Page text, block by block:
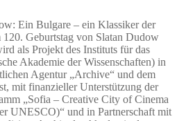
Ein Bulgare – ein Klassiker der
120. Geburtstag von Slatan Dudow
als Projekt des Instituts für das
Akademie der Wissenschaften) in
Agentur „Archive“ und dem
mit finanzieller Unterstützung der
„Sofia – Creative City of Cinema
UNESCO)“ und in Partnerschaft mit